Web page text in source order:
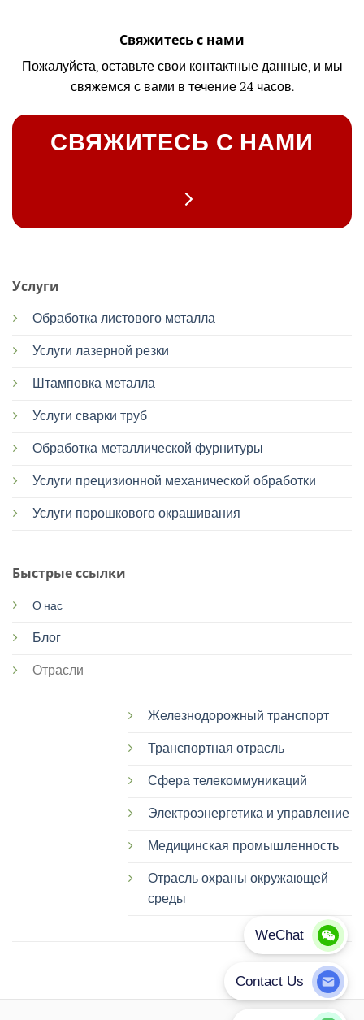
Услуги
Обработка листового металла
Услуги лазерной резки
Штамповка металла
Услуги сварки труб
Обработка металлической фурнитуры
Услуги прецизионной механической обработки
Услуги порошкового окрашивания
Быстрые ссылки
О нас
Блог
Отрасли
Железнодорожный транспорт
Транспортная отрасль
Сфера телекоммуникаций
Электроэнергетика и управление
Медицинская промышленность
Отрасль охраны окружающей
среды
Свяжитесь с нами
Пожалуйста, оставьте свои контактные данные, и мы
свяжемся с вами в течение 24 часов.
СВЯЖИТЕСЬ С НАМИ